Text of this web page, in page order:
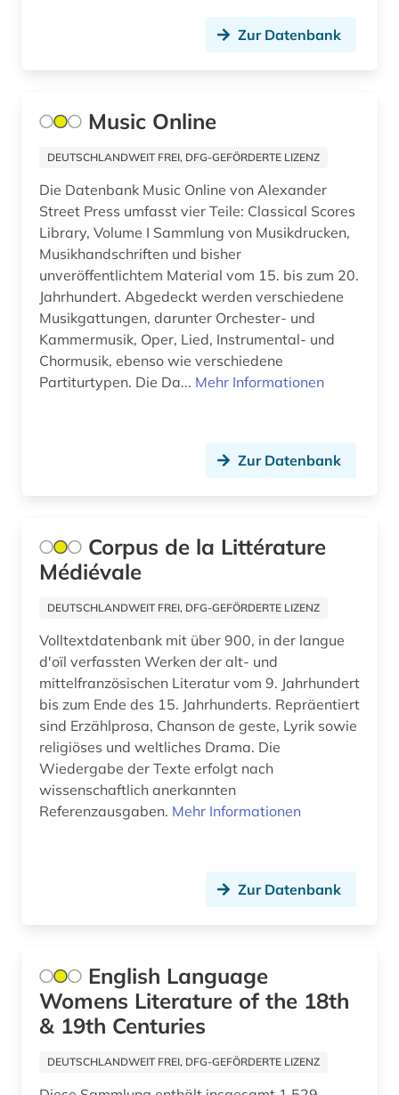
angewandte technologien (1)
angewandte wissenschaften (1)
anglo-amerikanische beziehungen (1)
angloamerika (1)
anhängige verfahren (1)
anhörung (1)
anlagenbau (1)
anorganik (1)
anpassung (1)
anselmus (1)
antarktis (1)
anthologie (85)
anthropogene klimaänderung (1)
antike (19)
antike philosophie (1)
antike religionen (3)
Zur Datenbank
Music Online
DEUTSCHLANDWEIT FREI, DFG-GEFÖRDERTE LIZENZ
Die Datenbank Music Online von Alexander
Street Press umfasst vier Teile: Classical Scores
Library, Volume I Sammlung von Musikdrucken,
Musikhandschriften und bisher
unveröffentlichtem Material vom 15. bis zum 20.
Jahrhundert. Abgedeckt werden verschiedene
Musikgattungen, darunter Orchester- und
Kammermusik, Oper, Lied, Instrumental- und
Chormusik, ebenso wie verschiedene
Partiturtypen. Die Da... Mehr Informationen
Zur Datenbank
Corpus de la Littérature
Médiévale
DEUTSCHLANDWEIT FREI, DFG-GEFÖRDERTE LIZENZ
Volltextdatenbank mit über 900, in der langue
d'oïl verfassten Werken der alt- und
mittelfranzösischen Literatur vom 9. Jahrhundert
bis zum Ende des 15. Jahrhunderts. Repräentiert
sind Erzählprosa, Chanson de geste, Lyrik sowie
religiöses und weltliches Drama. Die
Wiedergabe der Texte erfolgt nach
wissenschaftlich anerkannten
Referenzausgaben. Mehr Informationen
Zur Datenbank
English Language
Womens Literature of the 18th
& 19th Centuries
DEUTSCHLANDWEIT FREI, DFG-GEFÖRDERTE LIZENZ